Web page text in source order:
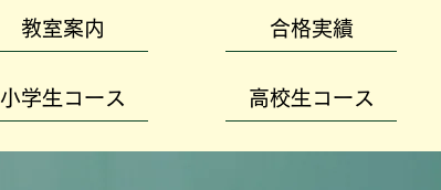
教室案内
小学生コース
合格実績
高校生コース